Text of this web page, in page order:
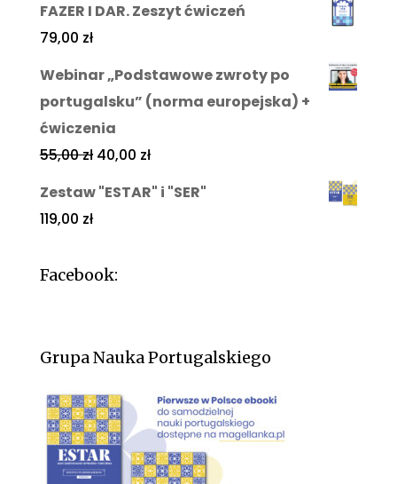
FAZER I DAR. Zeszyt ćwiczeń
79,00 zł
Webinar „Podstawowe zwroty po
portugalsku” (norma europejska) +
ćwiczenia
55,00zł 40,00 zł
Zestaw "ESTAR" i "SER"
119,00 zł
Facebook:
Grupa Nauka Portugalskiego